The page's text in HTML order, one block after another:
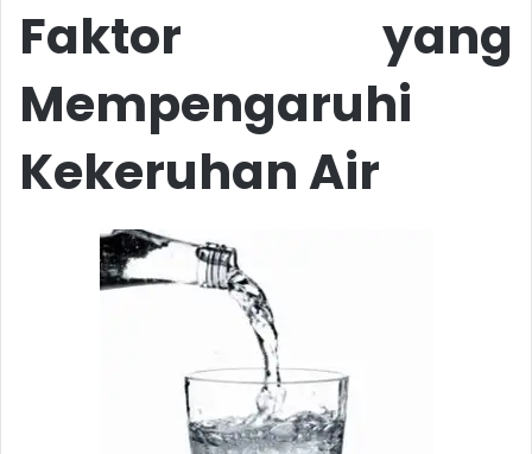
Faktor yang
Mempengaruhi
Kekeruhan Air